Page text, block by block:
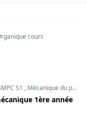
cours
S1 , Mécanique du point
1ère année